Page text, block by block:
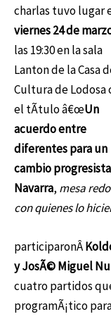
charlas tuvo lugar
viernes 24 de
las 19:30 en la sala
Lanton de la Casa
Cultura de Lodosa
el tÃ­tulo â€œUn
acuerdo entre
diferentes para un
cambio
Navarra, mesa
con quienes lo
participaronÂ
y JosÃ© Miguel
cuatro partidos
programÃ¡tico